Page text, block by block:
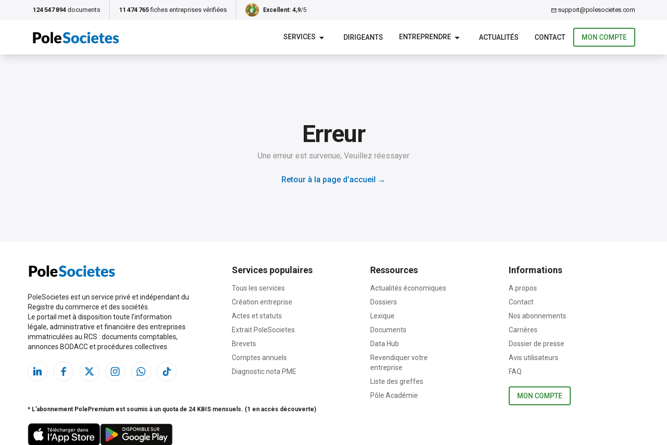
124 547 894 documents 11 474 765 fiches entreprises vérifiées Excellent: 4,9/5 support@polesocietes.com
SERVICES DIRIGEANTS ENTREPRENDRE ACTUALITÉS CONTACT MON COMPTE
Erreur
Une erreur est survenue, Veuillez réessayer
Retour à la page d'accueil →
PoleSocietes est un service privé et indépendant du
Registre du commerce et des sociétés.
Le portail met à disposition toute l'information
légale, administrative et financière des entreprises
immatriculées au RCS : documents comptables,
annonces BODACC et procédures collectives.
Services populaires
Tous les services
Création entreprise
Actes et statuts
Extrait PoleSocietes
Brevets
Comptes annuels
Diagnostic nota PME
Ressources
Actualités économiques
Dossiers
Lexique
Documents
Data Hub
Revendiquer votre
entreprise
Liste des greffes
Pôle Académie
Informations
A propos
Contact
Nos abonnements
Carrières
Dossier de presse
Avis utilisateurs
FAQ
MON COMPTE
* L'abonnement PolePremium est soumis à un quota de 24 KBIS mensuels. (1 en accès découverte)